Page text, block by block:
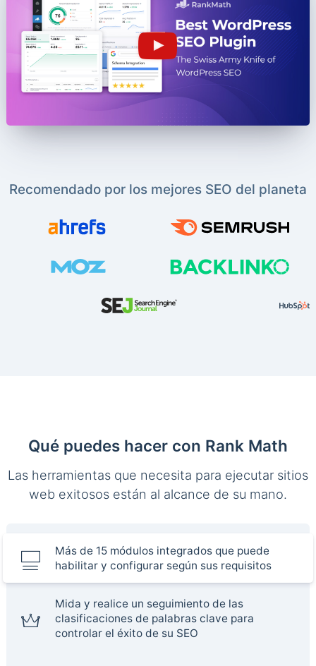
Recomendado por los mejores SEO del planeta
Qué puedes hacer con Rank Math
Las herramientas que necesita para ejecutar sitios
web exitosos están al alcance de su mano.
Más de 15 módulos integrados que puede
habilitar y configurar según sus requisitos
Mida y realice un seguimiento de las
clasificaciones de palabras clave para
controlar el éxito de su SEO